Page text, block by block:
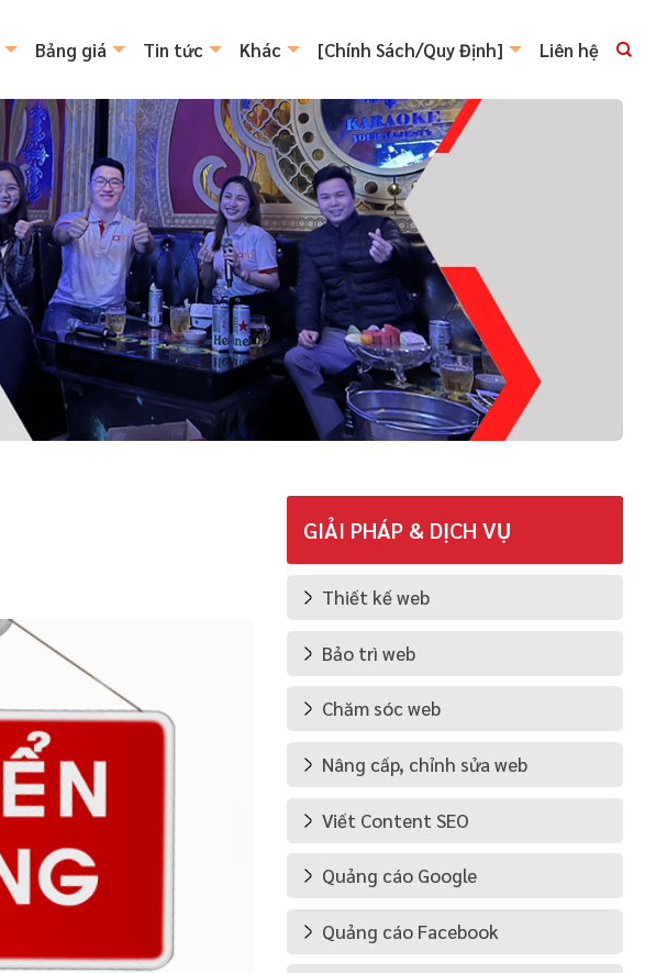
Bảng giá Tin tức Khác [Chính Sách/Quy Định] Liên hệ
GIẢI PHÁP & DỊCH VỤ
Thiết kế web
Bảo trì web
Chăm sóc web
Nâng cấp, chỉnh sửa web
Viết Content SEO
Quảng cáo Google
Quảng cáo Facebook